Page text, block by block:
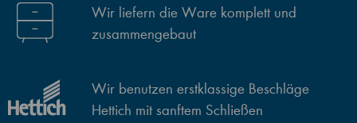
Wir liefern die Ware komplett und
zusammengebaut
Wir benutzen erstklassige Beschläge
Hettich mit sanftem Schließen